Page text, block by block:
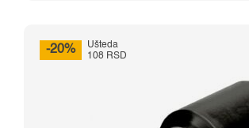
-20%
Ušteda
108 RSD